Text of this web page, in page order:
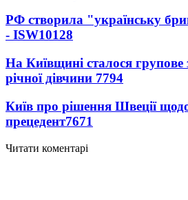
РФ створила "українську
- ISW10128
На Київщині сталося групове
річної дівчини 7794
Київ про рішення Швеції
прецедент7671
Читати коментарі